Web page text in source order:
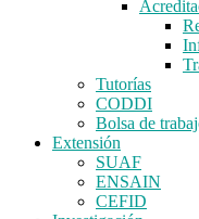
Tutorías
CODDI
Bolsa de
Extensión
SUAF
ENSAIN
CEFID